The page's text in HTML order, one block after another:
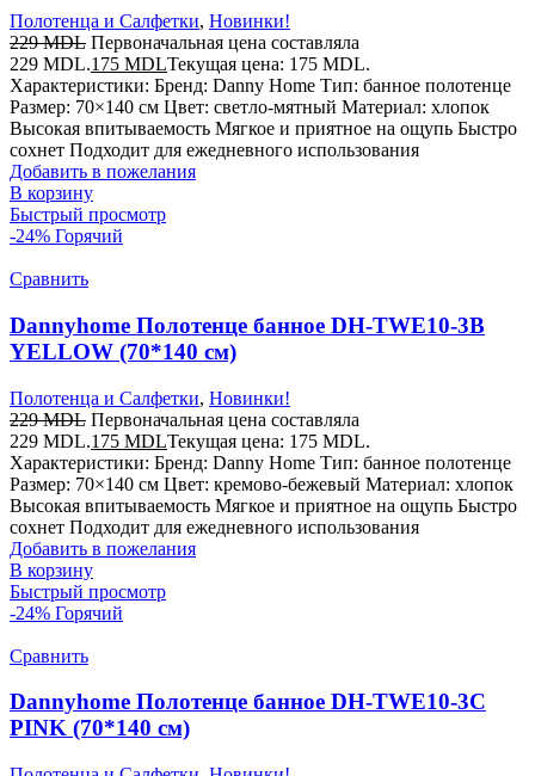
Полотенца и Салфетки, Новинки!
229MDL Первоначальная цена составляла
229 MDL.175 MDLТекущая цена: 175 MDL.
Характеристики: Бренд: Danny Home Тип: банное полотенце
Размер: 70×140 см Цвет: светло-мятный Материал: хлопок
Высокая впитываемость Мягкое и приятное на ощупь Быстро
сохнет Подходит для ежедневного использования
Добавить в пожелания
В корзину
Быстрый просмотр
-24% Горячий
Сравнить
Dannyhome Полотенце банное DH-TWE10-3B
YELLOW (70*140 см)
Полотенца и Салфетки, Новинки!
229MDL Первоначальная цена составляла
229 MDL.175 MDLТекущая цена: 175 MDL.
Характеристики: Бренд: Danny Home Тип: банное полотенце
Размер: 70×140 см Цвет: кремово-бежевый Материал: хлопок
Высокая впитываемость Мягкое и приятное на ощупь Быстро
сохнет Подходит для ежедневного использования
Добавить в пожелания
В корзину
Быстрый просмотр
-24% Горячий
Сравнить
Dannyhome Полотенце банное DH-TWE10-3C
PINK (70*140 см)